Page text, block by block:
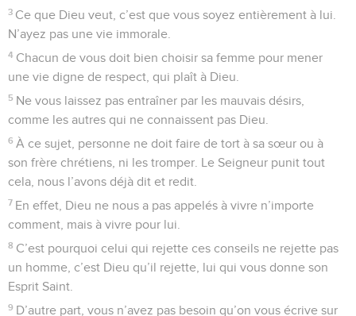
3 Ce que Dieu veut, c’est que vous soyez entièrement à lui.
N’ayez pas une vie immorale.
4 Chacun de vous doit bien choisir sa femme pour mener
une vie digne de respect, qui plaît à Dieu.
5 Ne vous laissez pas entraîner par les mauvais désirs,
comme les autres qui ne connaissent pas Dieu.
6 À ce sujet, personne ne doit faire de tort à sa sœur ou à
son frère chrétiens, ni les tromper. Le Seigneur punit tout
cela, nous l’avons déjà dit et redit.
7 En effet, Dieu ne nous a pas appelés à vivre n’importe
comment, mais à vivre pour lui.
8 C’est pourquoi celui qui rejette ces conseils ne rejette pas
un homme, c’est Dieu qu’il rejette, lui qui vous donne son
Esprit Saint.
9 D’autre part, vous n’avez pas besoin qu’on vous écrive sur